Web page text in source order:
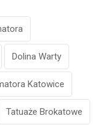
Dolina Warty
Katowice
Tatuaże Brokatowe